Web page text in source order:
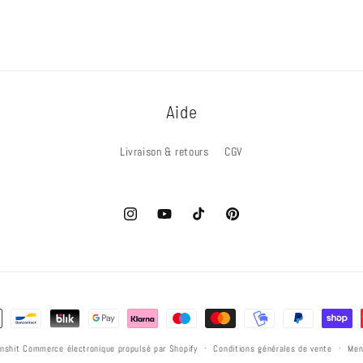
Aide
Livraison & retours CGV
InstagramYouTubeTikTok Pinterest
Commerce électronique propulsé par Shopify Conditions générales de vente